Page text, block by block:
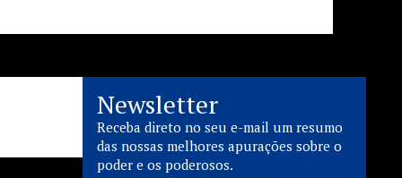
Newsletter
Receba direto no seu e-mail um resumo
das nossas melhores apurações sobre o
poder e os poderosos.